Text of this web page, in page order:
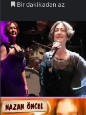
Bir dakikadan az